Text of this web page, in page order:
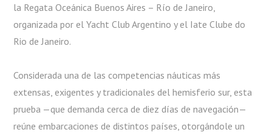
la Regata Oceánica Buenos Aires – Río de Janeiro,
organizada por el Yacht Club Argentino y el Iate Clube do
Rio de Janeiro.
Considerada una de las competencias náuticas más
extensas, exigentes y tradicionales del hemisferio sur, esta
prueba —que demanda cerca de diez días de navegación—
reúne embarcaciones de distintos países, otorgándole un